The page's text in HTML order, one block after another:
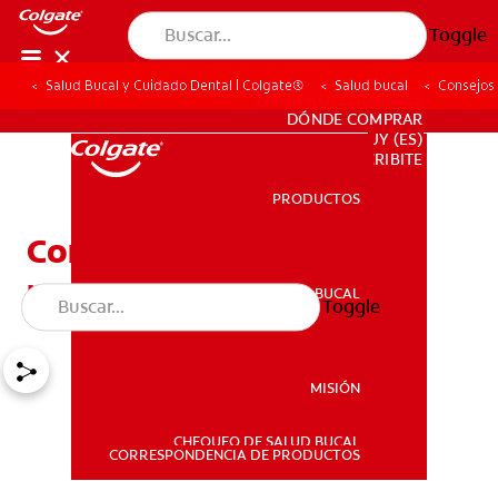
Toggle
SALUD BUCAL
PARA PROFESIONALES
DÓNDE COMPRAR
UY (ES)
SUSCRIBITE
PRODUCTOS
SALUD BUCAL
MISIÓN
CHEQUEO DE SALUD BUCAL
CORRESPONDENCIA DE PRODUCTOS
Toggle
Salud Bucal y Cuidado Dental | Colgate® Salud bucal
Consejos de Salud bucal
para Niños